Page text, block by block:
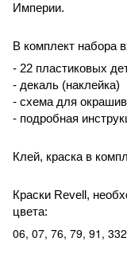
Империи.
В комплект набора
- 22 пластиковых
- декаль (наклейка)
- схема для
- подробная
Клей, краска в
Краски Revell,
цвета:
06, 07, 76, 79, 91, 332